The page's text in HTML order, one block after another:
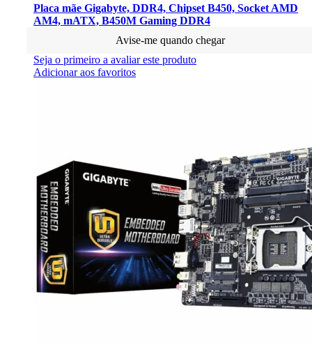
Placa mãe Gigabyte, DDR4, Chipset B450, Socket AMD
AM4, mATX, B450M Gaming DDR4
Avise-me quando chegar
Seja o primeiro a avaliar este produto
Adicionar aos favoritos